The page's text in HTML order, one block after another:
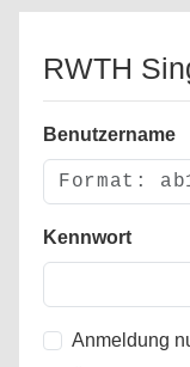
RWTH
Benutzername
Kennwort
Anmeldung